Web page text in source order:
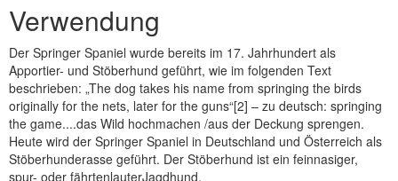
Verwendung
Der Springer Spaniel wurde bereits im 17. Jahrhundert als
Apportier- und Stöberhund geführt, wie im folgenden Text
beschrieben: „The dog takes his name from springing the birds
originally for the nets, later for the guns“[2] – zu deutsch: springing
the game....das Wild hochmachen /aus der Deckung sprengen.
Heute wird der Springer Spaniel in Deutschland und Österreich als
Stöberhunderasse geführt. Der Stöberhund ist ein feinnasiger,
spur- oder fährtenlauterJagdhund.